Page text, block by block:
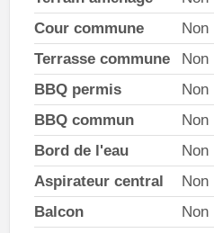
Cour commune
Non
Terrasse commune
Non
BBQ permis
Non
BBQ commun
Non
Bord de l'eau
Non
Aspirateur central
Non
Balcon
Non